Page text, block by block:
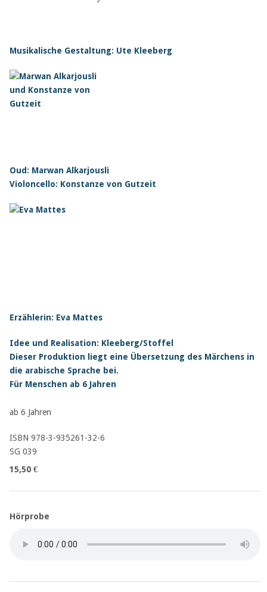
Musikalische Gestaltung: Ute Kleeberg
Oud: Marwan Alkarjousli
Violoncello: Konstanze von Gutzeit
Erzählerin: Eva Mattes
Idee und Realisation: Kleeberg/Stoffel
Dieser Produktion liegt eine Übersetzung des Märchens in
die arabische Sprache bei.
Für Menschen ab 6 Jahren
ab 6 Jahren
ISBN 978-3-935261-32-6
SG 039
15,50 €
Hörprobe